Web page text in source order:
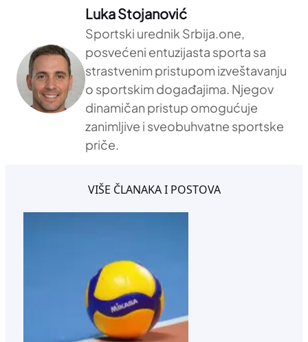
Luka Stojanović
Sportski urednik Srbija.one,
posvećeni entuzijasta sporta sa
strastvenim pristupom izveštavanju
o sportskim događajima. Njegov
dinamičan pristup omogućuje
zanimljive i sveobuhvatne sportske
priče.
VIŠE ČLANAKA I POSTOVA